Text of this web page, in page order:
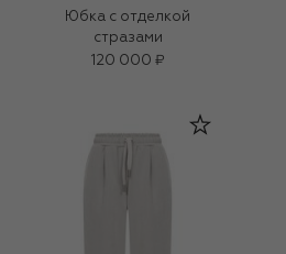
Юбка с отделкой
стразами
120 000 ₽